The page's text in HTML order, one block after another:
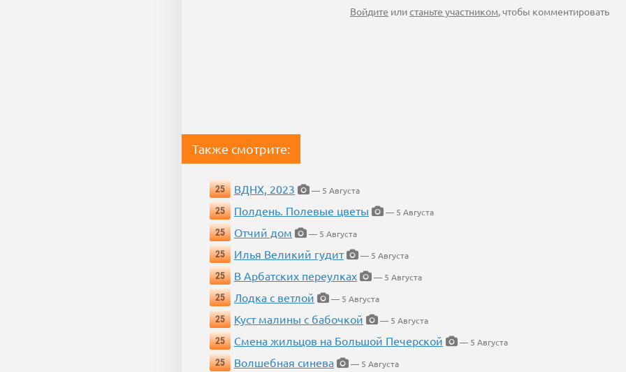
Войдите илистаньте участником, чтобы комментировать
Также смотрите:
25 ВДНХ, 2023
— 5 Августа
25
Полдень. Полевые цветы
— 5 Августа
25
Отчий дом
— 5 Августа
25
Илья Великий гудит
— 5 Августа
25
В Арбатских переулках
— 5 Августа
25
Лодка с ветлой
— 5 Августа
25
Куст малины с бабочкой
— 5 Августа
25
Смена жильцов на Большой Печерской
— 5 Августа
25
Волшебная синева
— 5 Августа